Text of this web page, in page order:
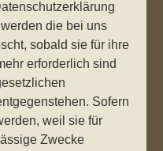
die bei uns
sobald sie für ihre
erforderlich sind
Sofern
weil sie für
Zwecke